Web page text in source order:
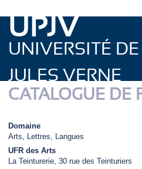
UPJV
UNIVERSITÉ DE
JULES VERNE
CATALOGUE DE
Domaine
Arts, Lettres, Langues
UFR des Arts
La Teinturerie, 30 rue des Teinturiers